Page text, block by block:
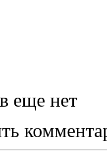
еще нет